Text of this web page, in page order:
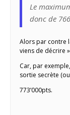
Le
donc de
Alors par contre
viens de décrire
Car, par
sortie secrète
773’000pts.